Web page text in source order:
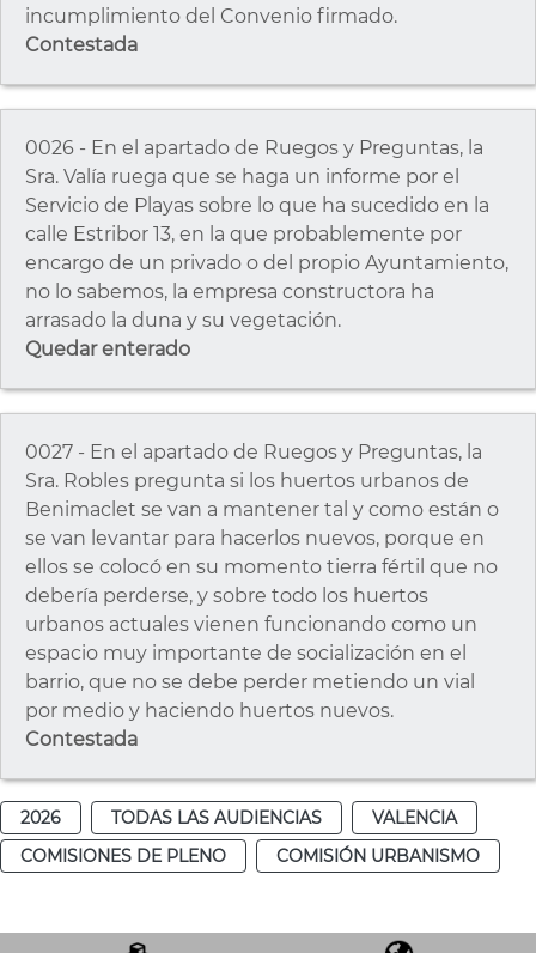
incumplimiento del Convenio firmado.
Contestada
0026 - En el apartado de Ruegos y Preguntas, la
Sra. Valía ruega que se haga un informe por el
Servicio de Playas sobre lo que ha sucedido en la
calle Estribor 13, en la que probablemente por
encargo de un privado o del propio Ayuntamiento,
no lo sabemos, la empresa constructora ha
arrasado la duna y su vegetación.
Quedar enterado
0027 - En el apartado de Ruegos y Preguntas, la
Sra. Robles pregunta si los huertos urbanos de
Benimaclet se van a mantener tal y como están o
se van levantar para hacerlos nuevos, porque en
ellos se colocó en su momento tierra fértil que no
debería perderse, y sobre todo los huertos
urbanos actuales vienen funcionando como un
espacio muy importante de socialización en el
barrio, que no se debe perder metiendo un vial
por medio y haciendo huertos nuevos.
Contestada
2026 TODAS LAS AUDIENCIAS
VALENCIA
COMISIONES DE PLENO
COMISIÓN URBANISMO